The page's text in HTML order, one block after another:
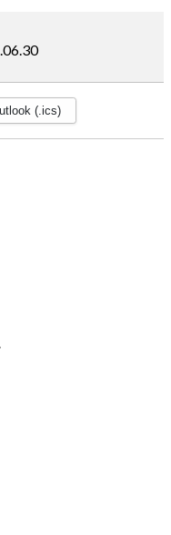
(.ics)